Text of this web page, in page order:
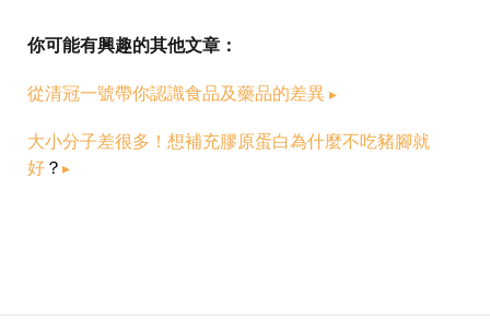
你可能有興趣的其他文章：
從清冠一號帶你認識食品及藥品的差異 ▸
大小分子差很多！想補充膠原蛋白為什麼不吃豬腳就
好 ？ ▸